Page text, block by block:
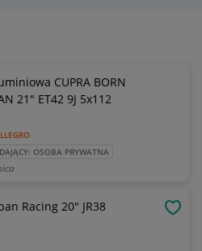
CUPRA BORN
21" ET42 9J 5x112
OSOBA PRYWATNA
Felga Japan Racing 20" JR38